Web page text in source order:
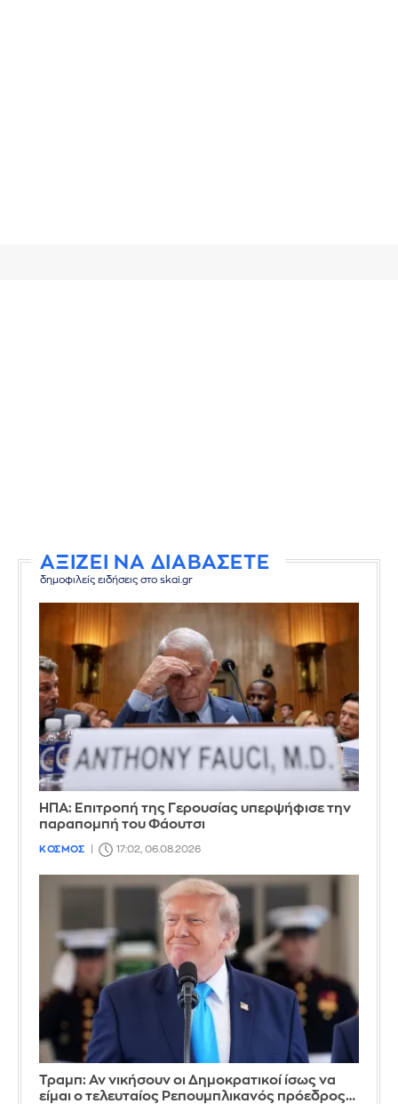
ΑΞΙΖΕΙ ΝΑ ΔΙΑΒΑΣΕΤΕ
δημοφιλείς ειδήσεις στο skai.gr
ΗΠΑ: Επιτροπή της Γερουσίας υπερψήφισε την
παραπομπή του Φάουτσι
ΚΟΣΜΟΣ 17:02, 06.08.2026
Τραμπ: Αν νικήσουν οι Δημοκρατικοί ίσως να
είμαι ο τελευταίος Ρεπουμπλικανός πρόεδρος…